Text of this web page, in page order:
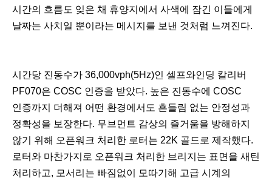
시간의 흐름도 잊은 채 휴양지에서 사색에 잠긴 이들에게
날짜는 사치일 뿐이라는 메시지를 보낸 것처럼 느껴진다.
시간당 진동수가 36,000vph(5Hz)인 셀프와인딩 칼리버
PF070은 COSC 인증을 받았다. 높은 진동수에 COSC
인증까지 더해져 어떤 환경에서도 흔들림 없는 안정성과
정확성을 보장한다. 무브먼트 감상의 즐거움을 방해하지
않기 위해 오픈워크 처리한 로터는 22K 골드로 제작했다.
로터와 마찬가지로 오픈워크 처리한 브리지는 표면을 새틴
처리하고, 모서리는 빠짐없이 모따기해 고급 시계의